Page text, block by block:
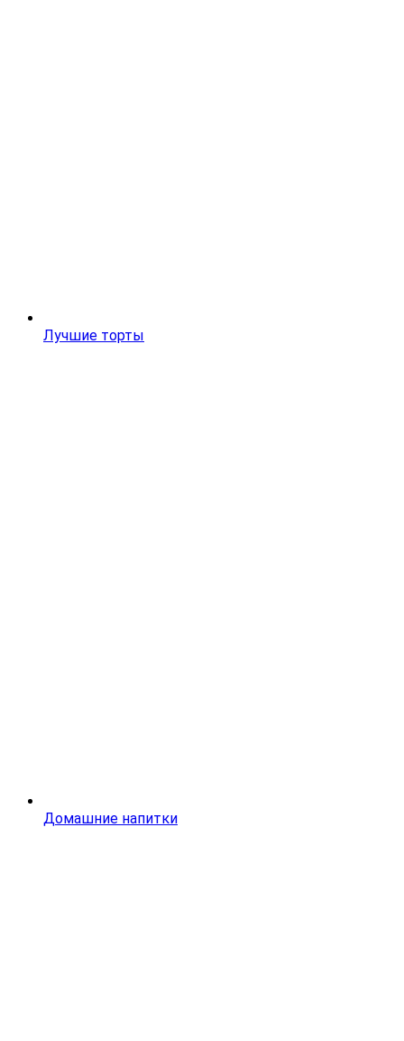
Лучшие торты
Домашние напитки